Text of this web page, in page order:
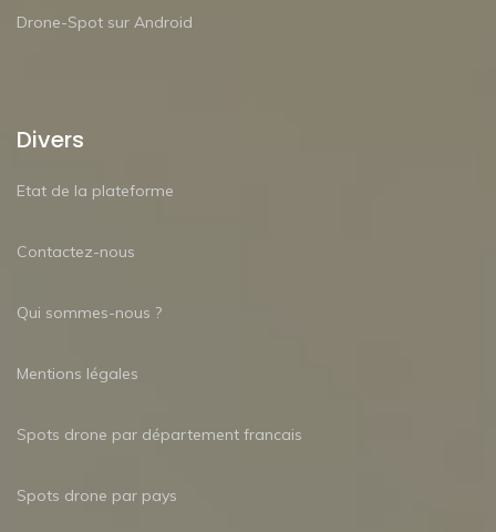
Drone-Spot sur Android
Divers
Etat de la plateforme
Contactez-nous
Qui sommes-nous ?
Mentions légales
Spots drone par département francais
Spots drone par pays